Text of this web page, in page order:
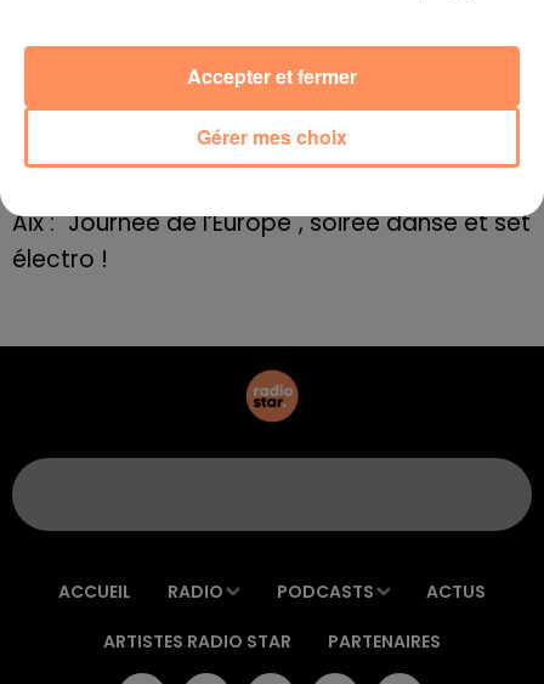
Frédéric Pache
Le rappeur marseillais Soprano invité de
E=M6
Aix : "Journée de l’Europe", soirée danse et set
électro !
ACCUEIL RADIO PODCASTS ACTUS
ARTISTES RADIO STAR PARTENAIRES
Gérer mes choix
Accepter et fermer